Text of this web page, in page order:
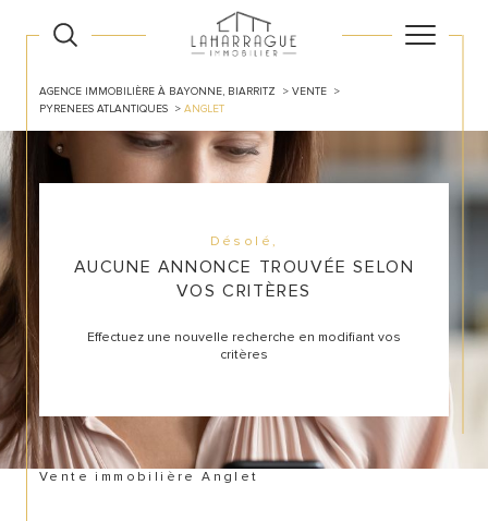
AGENCE IMMOBILIÈRE À BAYONNE, BIARRITZ
VENTE
PYRENEES ATLANTIQUES
ANGLET
Désolé,
AUCUNE ANNONCE TROUVÉE SELON
VOS CRITÈRES
Effectuez une nouvelle recherche en modifiant vos
critères
Vente immobilière Anglet